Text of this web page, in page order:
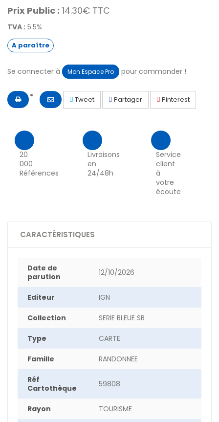
Prix Public : 14.30€ TTC
TVA : 5.5%
A paraître
Se connecter à Mon Espace Pro pour commander !
Tweet Partager Pinterest
20
000
Références
Livraisons
en
24/48h
Service
client
à
votre
écoute
CARACTÉRISTIQUES
Date de
parution
12/10/2026
Editeur IGN
Collection SERIE BLEUE SB
Type CARTE
Famille RANDONNEE
Réf
Cartothèque
59808
Rayon TOURISME